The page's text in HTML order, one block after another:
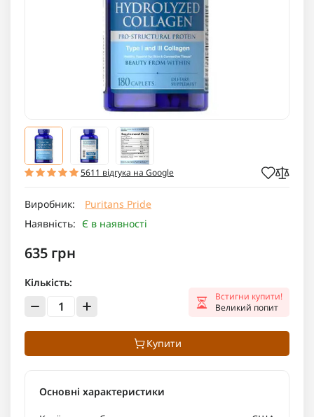
5611 відгука на Google
Виробник:
Puritans Pride
Наявність: Є в наявності
635 грн
Кількість:
Встигни купити!
Великий попит
Купити
Основні характеристики